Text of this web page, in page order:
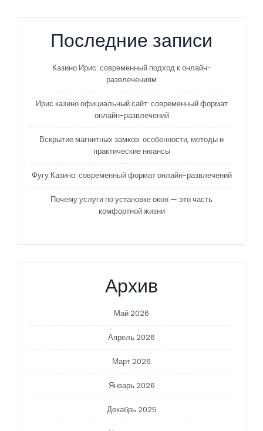
Последние записи
Казино Ирис: современный подход к онлайн-
развлечениям
Ирис казино официальный сайт: современный формат
онлайн-развлечений
Вскрытие магнитных замков: особенности, методы и
практические нюансы
Фугу Казино: современный формат онлайн-развлечений
Почему услуги по установке окон — это часть
комфортной жизни
Архив
Май 2026
Апрель 2026
Март 2026
Январь 2026
Декабрь 2025